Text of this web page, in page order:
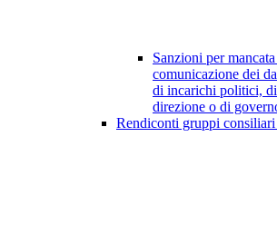
Sanzioni per
comunicazione dei
di incarichi politici,
direzione o di
Rendiconti gruppi